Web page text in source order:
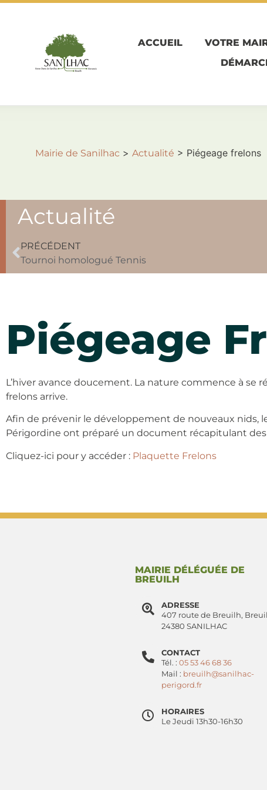
ACCUEIL VOTRE
Mairie de Sanilhac > Actualité > Piégeage frelons
Actualité
PRÉCÉDENT
Tournoi homologué Tennis
Piégeage
L’hiver avance doucement. La nature commence à se
frelons arrive.
Afin de prévenir le développement de nouveaux nids,
Périgordine ont préparé un document récapitulant des
Cliquez-ici pour y accéder : Plaquette Frelons
MAIRIE DÉLÉGUÉE DE
BREUILH
ADRESSE
407 route de Breuilh,
24380 SANILHAC
CONTACT
Tél. : 05 53 46 68 36
Mail : breuilh@sanilhac-
perigord.fr
HORAIRES
Le Jeudi 13h30-16h30